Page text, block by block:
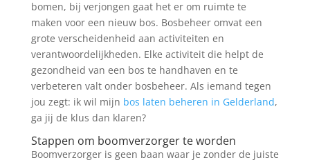
bomen, bij verjongen gaat het er om ruimte te
maken voor een nieuw bos. Bosbeheer omvat een
grote verscheidenheid aan activiteiten en
verantwoordelijkheden. Elke activiteit die helpt de
gezondheid van een bos te handhaven en te
verbeteren valt onder bosbeheer. Als iemand tegen
jou zegt: ik wil mijn bos laten beheren in Gelderland,
ga jij de klus dan klaren?
Stappen om boomverzorger te worden
Boomverzorger is geen baan waar je zonder de juiste